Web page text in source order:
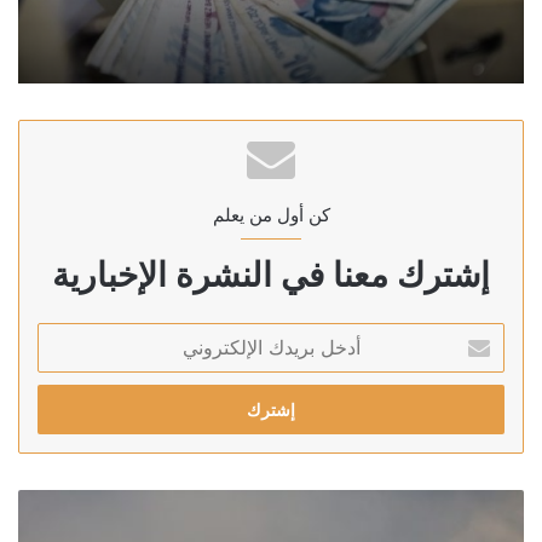
كن أول من يعلم
إشترك معنا في النشرة الإخبارية
بريدك
الإلكتروني